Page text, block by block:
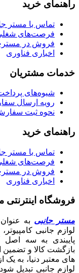
راهنمای خرید
تماس با مستر
فرصت‌های
فروش در
اخباری فناوری
خدمات مشتریان
شیوه‌های
رویه ارسال
نحوه ثبت
راهنمای خرید
تماس با مستر
فرصت‌های
فروش در
اخباری فناوری
فروشگاه اینترنتی
مستر جانبی به
لوازم جانبی
بازگشت کالا و تضمین
های معتبر دنیا، به یک
لوازم جانبی تبدیل